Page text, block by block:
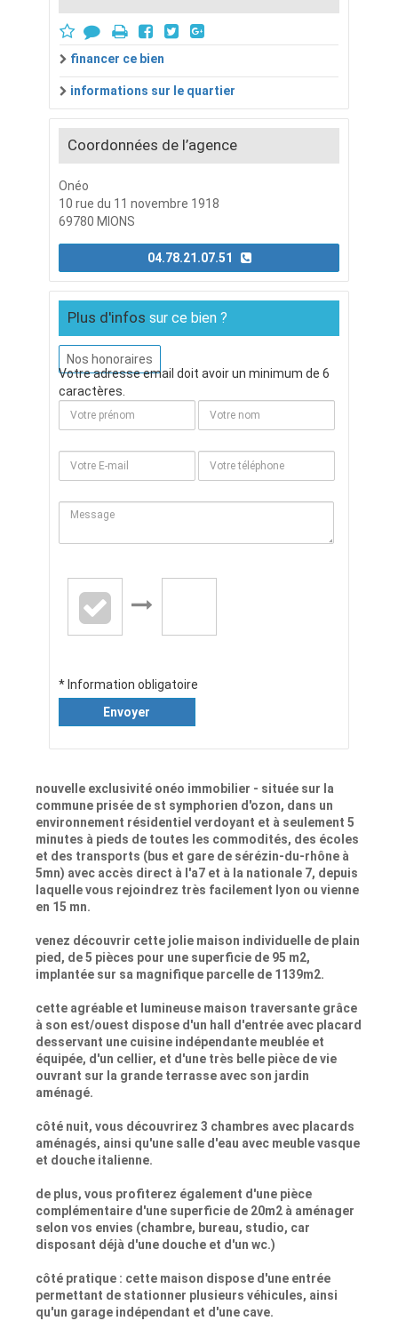
financer ce bien
informations sur le quartier
Coordonnées de l’agence
Onéo
10 rue du 11 novembre 1918
69780 MIONS
Plus d'infos sur ce bien ?
Nos honoraires
Votre adresse email doit avoir un minimum de 6
caractères.
* Information obligatoire
Envoyer
nouvelle exclusivité onéo immobilier - située sur la
commune prisée de st symphorien d'ozon, dans un
environnement résidentiel verdoyant et à seulement 5
minutes à pieds de toutes les commodités, des écoles
et des transports (bus et gare de sérézin-du-rhône à
5mn) avec accès direct à l'a7 et à la nationale 7, depuis
laquelle vous rejoindrez très facilement lyon ou vienne
en 15 mn.
venez découvrir cette jolie maison individuelle de plain
pied, de 5 pièces pour une superficie de 95 m2,
implantée sur sa magnifique parcelle de 1139m2.
cette agréable et lumineuse maison traversante grâce
à son est/ouest dispose d'un hall d'entrée avec placard
desservant une cuisine indépendante meublée et
équipée, d'un cellier, et d'une très belle pièce de vie
ouvrant sur la grande terrasse avec son jardin
aménagé.
côté nuit, vous découvrirez 3 chambres avec placards
aménagés, ainsi qu'une salle d'eau avec meuble vasque
et douche italienne.
de plus, vous profiterez également d'une pièce
complémentaire d'une superficie de 20m2 à aménager
selon vos envies (chambre, bureau, studio, car
disposant déjà d'une douche et d'un wc.)
côté pratique : cette maison dispose d'une entrée
permettant de stationner plusieurs véhicules, ainsi
qu'un garage indépendant et d'une cave.